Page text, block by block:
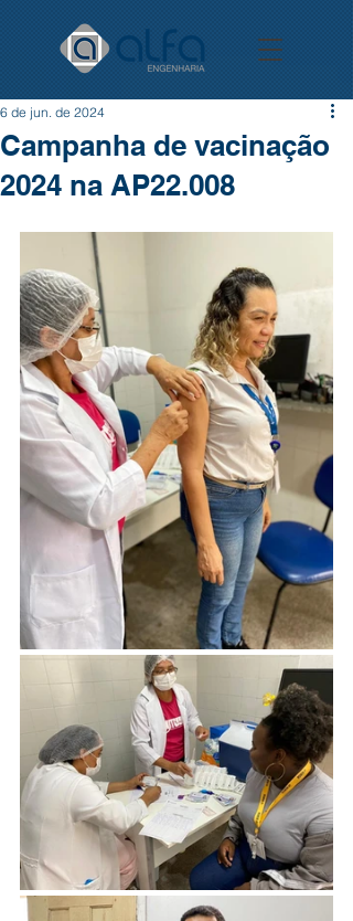
Campanha de vacinação
2024 na AP22.008
6 de jun. de 2024